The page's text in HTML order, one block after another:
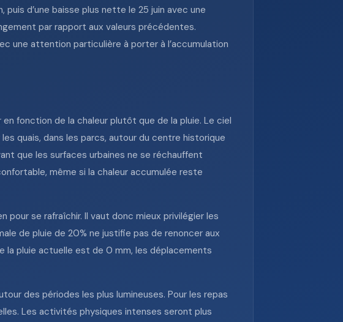
d’une baisse plus nette le 25 juin avec une
par rapport aux valeurs précédentes.
une attention particulière à porter à l’accumulation
fonction de la chaleur plutôt que de la pluie. Le ciel
quais, dans les parcs, autour du centre historique
que les surfaces urbaines ne se réchauffent
même si la chaleur accumulée reste
pour se rafraîchir. Il vaut donc mieux privilégier les
de pluie de 20% ne justifie pas de renoncer aux
la pluie actuelle est de 0 mm, les déplacements
des périodes les plus lumineuses. Pour les repas
Les activités physiques intenses seront plus